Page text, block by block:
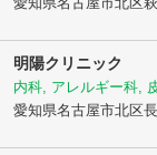
明陽クリニック
内科, アレルギー科,
愛知県名古屋市北区